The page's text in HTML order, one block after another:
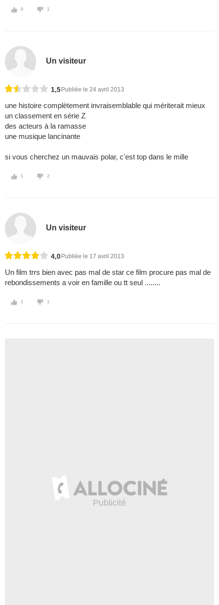
0 1
Un visiteur
1,5 Publiée le 24 avril 2013
une histoire complètement invraisemblable qui mériterait mieux
un classement en série Z
des acteurs à la ramasse
une musique lancinante
si vous cherchez un mauvais polar, c'est top dans le mille
1 2
Un visiteur
4,0 Publiée le 17 avril 2013
Un film trrs bien avec pas mal de star ce film procure pas mal de
rebondissements a voir en famille ou tt seul ........
1 1